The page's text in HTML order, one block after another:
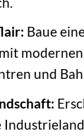
Baue
und